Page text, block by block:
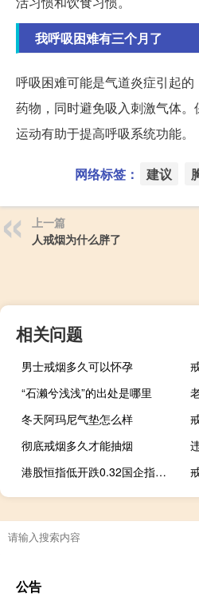
我呼吸困难有三个月了
呼吸困难可能是气道炎症引起
药物，同时避免吸入刺激气体
运动有助于提高呼吸系统功能。
网络标签： 建议
上一篇
人戒烟为什么胖了
相关问题
男士戒烟多久可以怀孕
“石濑兮浅浅”的出处是哪里
冬天阿玛尼气垫怎么样
彻底戒烟多久才能抽烟
港股恒指低开跌0.32国企指数跌0.4恒生科技指数跌0.53%
公告